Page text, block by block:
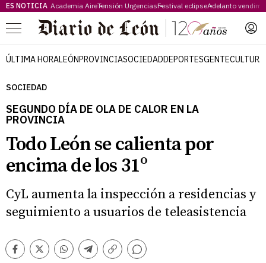
ES NOTICIA Academia AireTensión UrgenciasFestival eclipseAdelanto
Menú
ÚLTIMA HORALEÓNPROVINCIASOCIEDADDEPORTESGENTECULTURA
SOCIEDAD
SEGUNDO DÍA DE OLA DE CALOR EN LA
PROVINCIA
Todo León se calienta por
encima de los 31º
CyL aumenta la inspección a residencias y
seguimiento a usuarios de teleasistencia
Facebook
TwitterWhatsappTelegram
Copiar
Comentarios